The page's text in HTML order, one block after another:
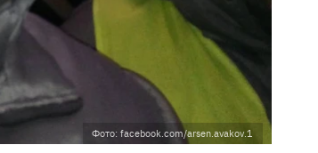
Фото: facebook.com/arsen.avakov.1